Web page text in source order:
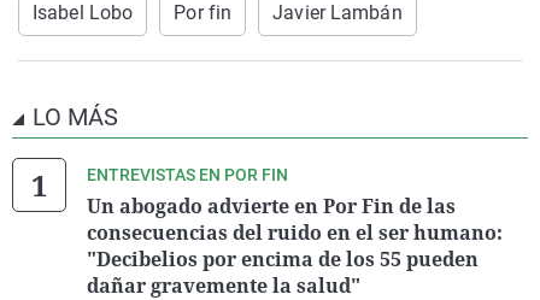
Isabel Lobo Por fin Javier Lambán
LO MÁS
ENTREVISTAS EN POR FIN
Un abogado advierte en Por Fin de las
consecuencias del ruido en el ser humano:
"Decibelios por encima de los 55 pueden
dañar gravemente la salud"